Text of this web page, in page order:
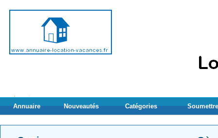
Annuaire Nouveautés Catégories